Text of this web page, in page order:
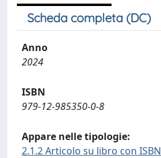
Scheda completa (DC)
Anno
2024
ISBN
979-12-985350-0-8
Appare nelle tipologie:
2.1.2 Articolo su libro con ISBN